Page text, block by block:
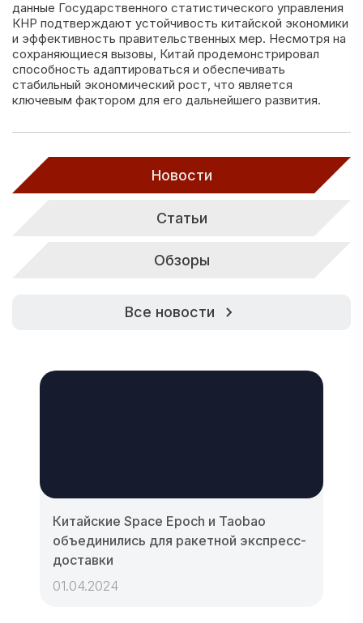
данные Государственного статистического управления
КНР подтверждают устойчивость китайской экономики
и эффективность правительственных мер. Несмотря на
сохраняющиеся вызовы, Китай продемонстрировал
способность адаптироваться и обеспечивать
стабильный экономический рост, что является
ключевым фактором для его дальнейшего развития.
Новости
Статьи
Обзоры
Все новости
Китайские Space Epoch и Taobao
объединились для ракетной экспресс-
доставки
01.04.2024